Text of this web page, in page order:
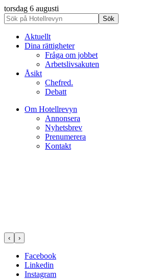
torsdag 6 augusti
Aktuellt
Dina rättigheter
Fråga om jobbet
Arbetslivsakuten
Åsikt
Chefred.
Debatt
Om Hotellrevyn
Annonsera
Nyhetsbrev
Prenumerera
Kontakt
‹ ›
Facebook
Linkedin
Instagram